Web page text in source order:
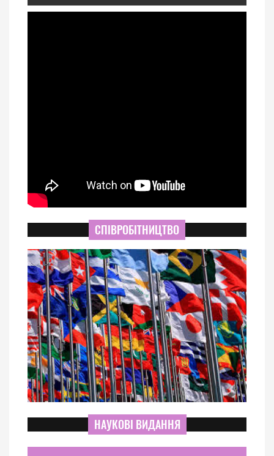
СПІВРОБІТНИЦТВО
НАУКОВІ ВИДАННЯ